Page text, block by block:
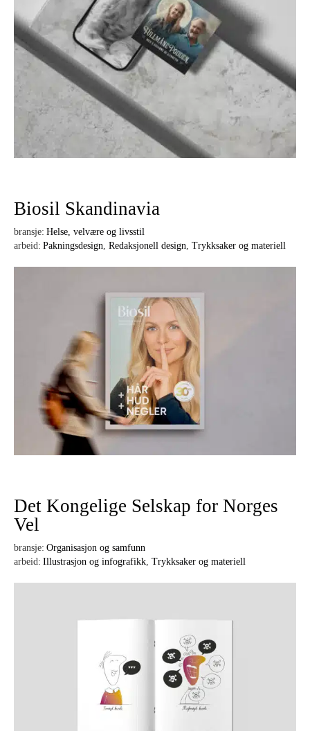
Biosil Skandinavia
bransje: Helse, velvære og livsstil
arbeid: Pakningsdesign, Redaksjonell design, Trykksaker og materiell
Det Kongelige Selskap for Norges
Vel
bransje: Organisasjon og samfunn
arbeid: Illustrasjon og infografikk, Trykksaker og materiell